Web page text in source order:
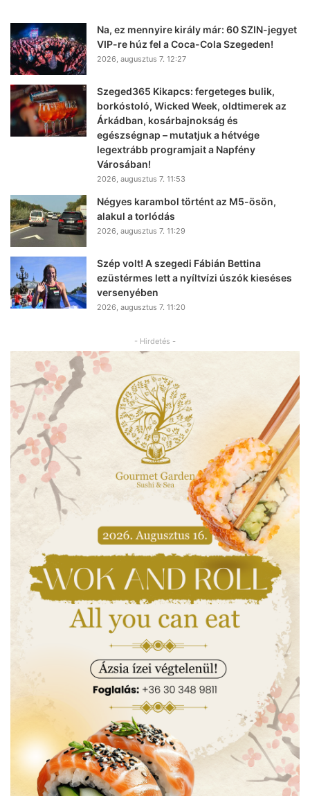
Na, ez mennyire király már: 60 SZIN-jegyet
VIP-re húz fel a Coca-Cola Szegeden!
2026, augusztus 7. 12:27
Szeged365 Kikapcs: fergeteges bulik,
borkóstoló, Wicked Week, oldtimerek az
Árkádban, kosárbajnokság és
egészségnap – mutatjuk a hétvége
legextrább programjait a Napfény
Városában!
2026, augusztus 7. 11:53
Négyes karambol történt az M5-ösön,
alakul a torlódás
2026, augusztus 7. 11:29
Szép volt! A szegedi Fábián Bettina
ezüstérmes lett a nyíltvízi úszók kieséses
versenyében
2026, augusztus 7. 11:20
- Hirdetés -